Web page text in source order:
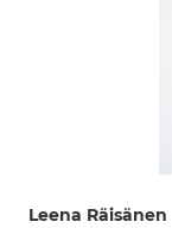
Leena Räisänen